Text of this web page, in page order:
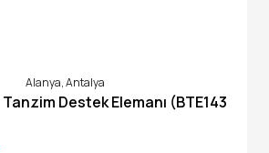
Alanya, Antalya
Destek Elemanı (BTE143